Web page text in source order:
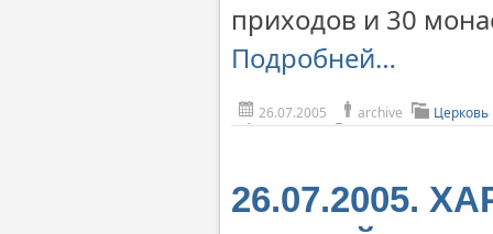
приходов и 30
Подробней…
26.07.2005 archive
26.07.2005.